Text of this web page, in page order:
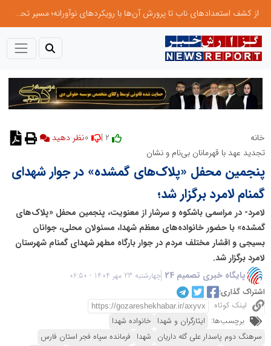
از کشف استعدادهای ناب تا پرورش آن‌ها با رویکردهای نوآورانه؛ مسیر تحول‌آفرین شنای ایران در سطح جهانی
خانه
نظر دهید
تجدید عهد با قهرمانان بی‌نام و نشان
پنجمین محفل «پلاک‌های گمشده» در جوار شهدای
گمنام لامرد برگزار شد؛
لامرد- در مراسمی باشکوه و سرشار از معنویت، پنجمین محفل «پلاک‌های
گمشده» با حضور خانواده‌های معظم شهدا، مسئولان محلی، جوانان
بسیجی و اقشار مختلف مردم در جوار بارگاه مطهر شهدای گمنام شهرستان
لامرد برگزار شد.
پایگاه خبری تصمیم 24
چهارشنبه 23 مهر 1404 - 06:50
اشتراک گذاری:
لینک کوتاه
برچسب‌ها: ایثارگران و شهدا خانواده شهدا
سرهنگ دوم پاسدار علی گله داریان شهدا فرمانده سپاه فجر استان فارس